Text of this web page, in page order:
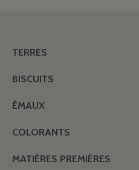
TERRES
BISCUITS
ÉMAUX
COLORANTS
MATIÈRES PREMIÈRES